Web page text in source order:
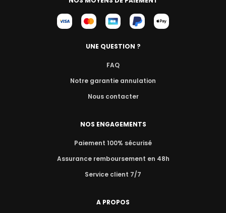
UNE QUESTION ?
FAQ
Notre garantie annulation
Nous contacter
NOS ENGAGEMENTS
Paiement 100% sécurisé
Assurance remboursement en 48h
Service client 7/7
A PROPOS